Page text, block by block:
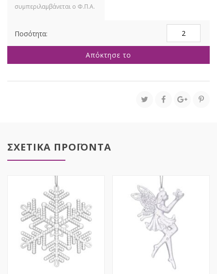
ΜΠΑΛΑ
ΓΥΑΛΙΝΗ
ΣΕΤ
Απόκτησε το
ΣΧΕΤΙΚΑ ΠΡΟΪΟΝΤΑ